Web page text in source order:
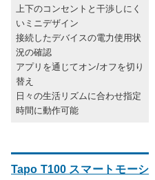
上下のコンセントと干渉しにく
いミニデザイン
接続したデバイスの電力使用状
況の確認
アプリを通じてオン/オフを切り
替え
日々の生活リズムに合わせ指定
時間に動作可能
Tapo T100 スマートモーシ